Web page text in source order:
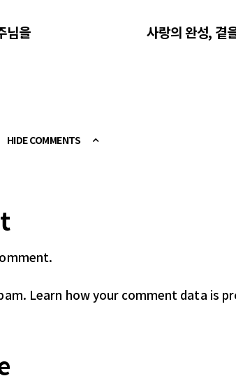
님을
사랑의 완성, 곁
HIDE COMMENTS
Learn how your comment data is